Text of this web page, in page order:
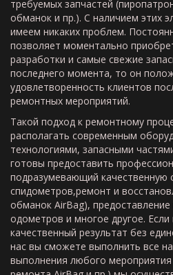
требуемых запчастей
обманок и пр.). С наличием этих
имеем никаких проблем.
позволяет моментально
разработки и самые свежие
последнего момента, то он
удовлетворенность клиентов
ремонтных мероприятий.
Такой подход к ремонтному
располагать современным
технологиями, запасными
готовы предоставить
подразумевающий качественную
спидометров,ремонт и
обманок AirBag),
одометров и многое другое.
качественный результат без
нас вы сможете выполнить все
выполнения любого мероприятия